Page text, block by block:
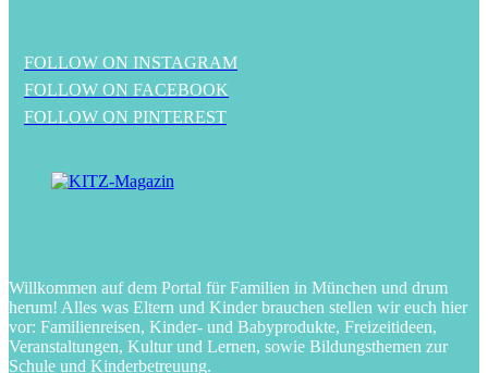
FOLLOW ON INSTAGRAM
FOLLOW ON FACEBOOK
FOLLOW ON PINTEREST
Willkommen auf dem Portal für Familien in München und drum
herum! Alles was Eltern und Kinder brauchen stellen wir euch hier
vor: Familienreisen, Kinder- und Babyprodukte, Freizeitideen,
Veranstaltungen, Kultur und Lernen, sowie Bildungsthemen zur
Schule und Kinderbetreuung.